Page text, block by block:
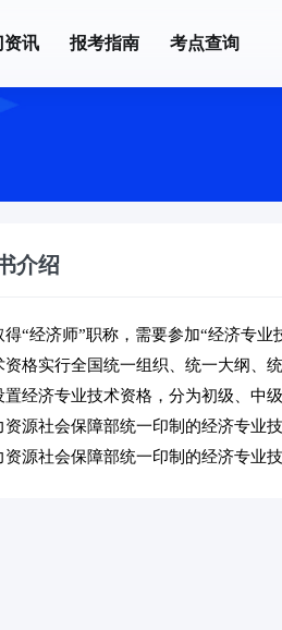
资讯 报考指南 考点查询
介绍
“经济师”职称，需要参加“经济专业
资格实行全国统一组织、统一大纲、
置经济专业技术资格，分为初级、中
资源社会保障部统一印制的经济专业
源社会保障部统一印制的经济专业